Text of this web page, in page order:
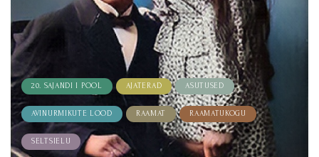
20. SAJANDI I POOL AJATERAD ASUTUSED
AVINURMIKUTE LOOD RAAMAT RAAMATUKOGU
SELTSIELU